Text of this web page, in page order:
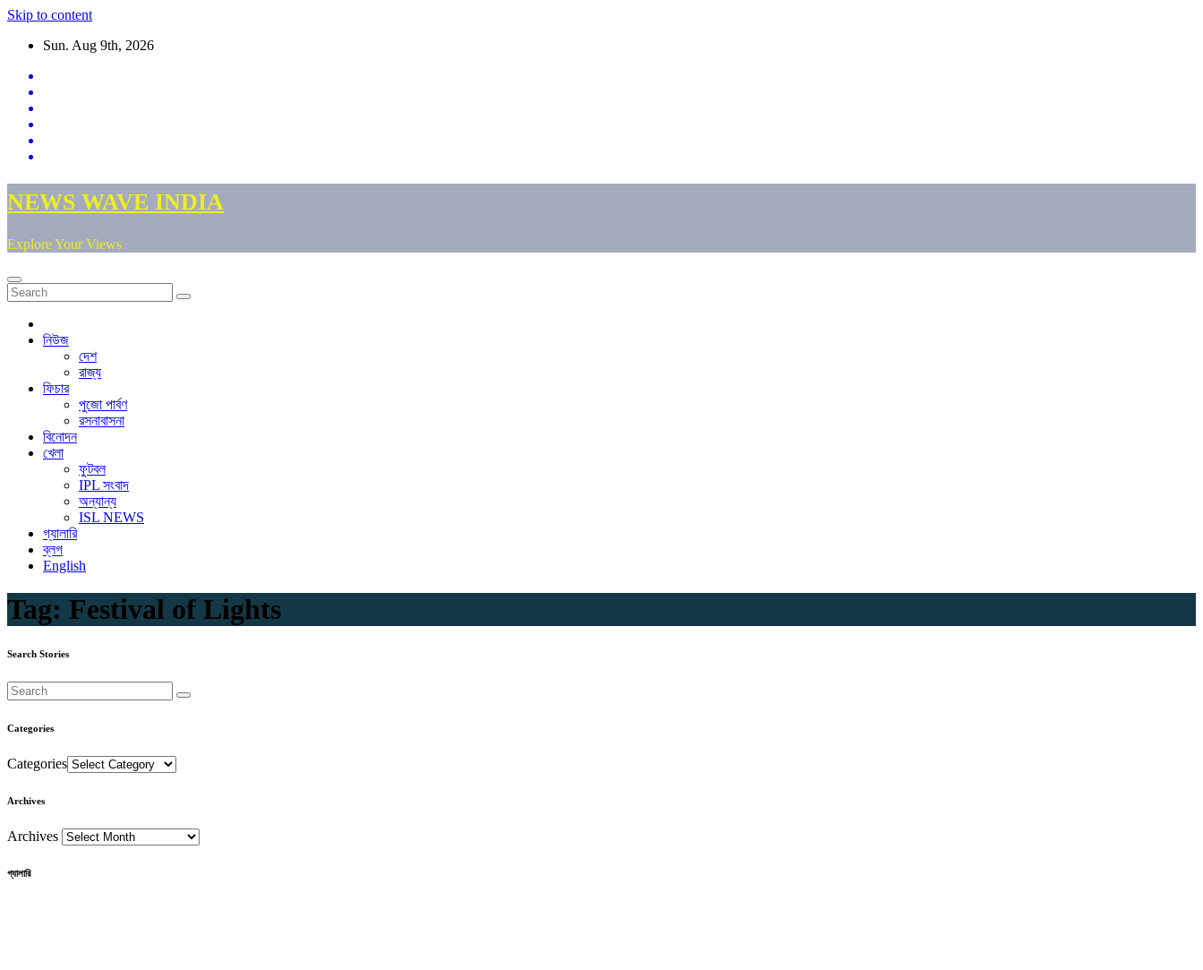
Skip to content
Sun. Aug 9th, 2026
NEWS WAVE INDIA
Explore Your Views
নিউজ
দেশ
রাজ্য
ফিচার
পুজো পার্বণ
রসনাবাসনা
বিনোদন
খেলা
ফুটবল
IPL সংবাদ
অন্যান্য
ISL NEWS
গ্যালারি
ব্লগ
English
Tag: Festival of Lights
Search Stories
Categories
Categories
Archives
Archives
গ্যালারি